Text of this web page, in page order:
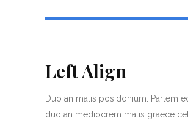
Left Align
Duo an malis posidonium. Partem
duo an mediocrem malis graece